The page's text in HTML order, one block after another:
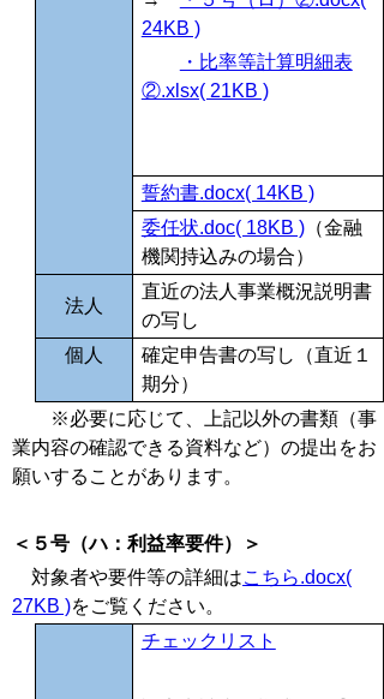
24KB )
・比率等計算明細表
②.xlsx( 21KB )
誓約書.docx( 14KB )
委任状.doc( 18KB )（金融
機関持込みの場合）
法人
直近の法人事業概況説明書
の写し
個人
確定申告書の写し（直近１
期分）
※必要に応じて、上記以外の書類（事
業内容の確認できる資料など）の提出をお
願いすることがあります。
＜ ５号（ハ：利益率要件）＞
対象者や要件等の詳細はこちら.docx(
27KB )をご覧ください。
チェックリスト